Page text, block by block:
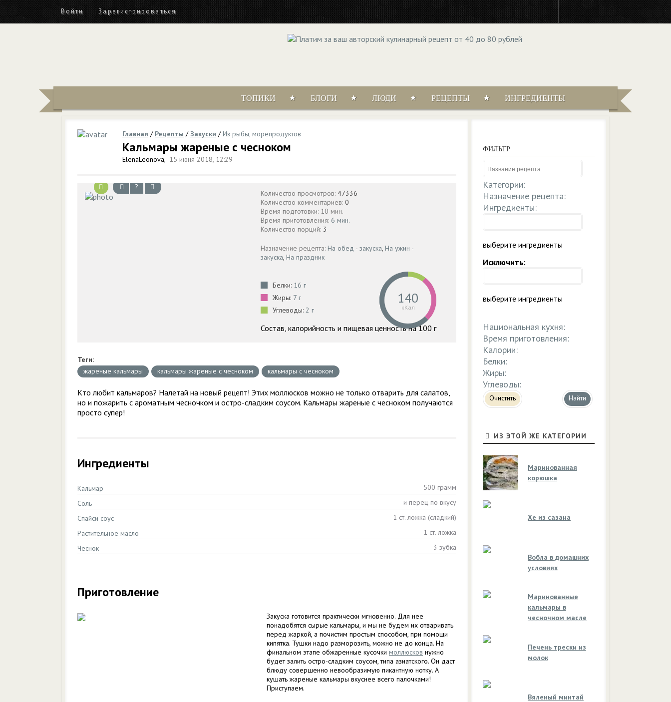
Войти Зарегистрироваться
ТОПИКИ БЛОГИ ЛЮДИ РЕЦЕПТЫ ИНГРЕДИЕНТЫ
Главная / Рецепты /Закуски /Из рыбы, морепродуктов
Кальмары жареные с чесноком
ElenaLeonova, 15 июня 2018, 12:29
?
Количество просмотров: 47336
Количество комментариев: 0
Время подготовки: 10 мин.
Время приготовления: 6 мин.
Количество порций: 3
Назначение рецепта: На обед - закуска, На ужин -
закуска, На праздник
Белки: 16 г
Жиры: 7 г
Углеводы: 2 г
140
кКал
Состав, калорийность и пищевая ценность на 100 г
Теги:
жареные кальмары
кальмары жареные с чесноком кальмары с чесноком
Кто любит кальмаров? Налетай на новый рецепт! Этих моллюсков можно не только отварить для салатов,
но и пожарить с ароматным чесночком и остро-сладким соусом. Кальмары жареные с чесноком получаются
просто супер!
Ингредиенты
Кальмар
500 грамм
Соль
и перец по вкусу
Спайси соус
1 ст. ложка (сладкий)
Растительное масло
1 ст. ложка
Чеснок
3 зубка
Приготовление
Закуска готовится практически мгновенно. Для нее
понадобятся сырые кальмары, и мы не будем их отваривать
перед жаркой, а почистим простым способом, при помощи
кипятка. Тушки надо разморозить, можно не до конца. На
финальном этапе обжаренные кусочки моллюсков нужно
будет залить остро-сладким соусом, типа азиатского. Он даст
блюду совершенно невообразимую пикантную нотку. А
кушать жареные кальмары вкуснее всего палочками!
Приступаем.
ФИЛЬТР
Категории:
Назначение рецепта:
Ингредиенты:
выберите ингредиенты
Исключить:
выберите ингредиенты
Национальная кухня:
Время приготовления:
Калории:
Белки:
Жиры:
Углеводы:
Очистить
ИЗ ЭТОЙ ЖЕ КАТЕГОРИИ
Маринованная
корюшка
Хе из сазана
Вобла в домашних
условиях
Маринованные
кальмары в
чесночном масле
Печень трески из
молок
Вяленый минтай